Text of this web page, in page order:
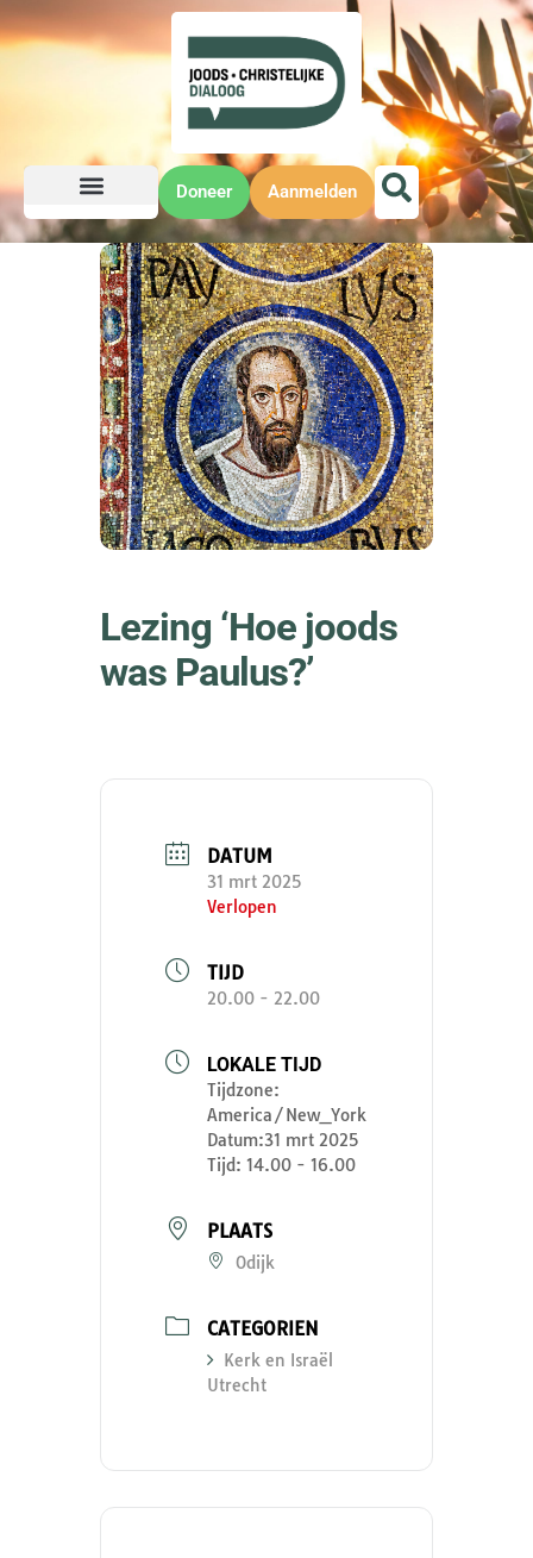
Doneer Aanmelden
Lezing ‘Hoe joods
was Paulus?’
DATUM
31 mrt 2025
Verlopen
TIJD
20.00 - 22.00
LOKALE TIJD
Tijdzone:
America/New_York
Datum:31 mrt 2025
Tijd: 14.00 - 16.00
PLAATS
Odijk
CATEGORIEN
Kerk en Israël
Utrecht